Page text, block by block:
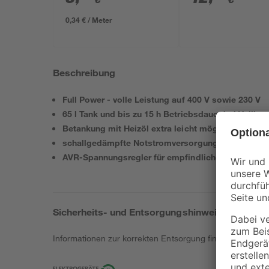
0,34 € / Meter
Beschreibung
Full Power - volle Leistung auf 400 V sowie 230 V
65 l Tank und bis zu 15 h Betriebsdauer bei Volllast
Betankung mit Heizöl extra leicht möglich
schallgedämpfte Notstromversorgung mit E-Starter
AVR-Spannungsregler für empfindliche Geräte
Sicherheits- und Entsorgungshinweise
Informationen zur korrekten Entsorgung findest duhier.